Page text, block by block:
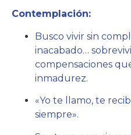
Contemplación:
Busco vivir sin
inacabado…
compensaciones
inmadurez.
«Yo te llamo, te
siempre».